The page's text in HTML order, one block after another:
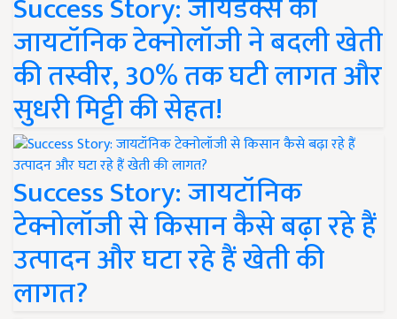
Success Story: जायडेक्स की
जायटॉनिक टेक्नोलॉजी ने बदली खेती
की तस्वीर, 30% तक घटी लागत और
सुधरी मिट्टी की सेहत!
Success Story: जायटॉनिक
टेक्नोलॉजी से किसान कैसे बढ़ा रहे हैं
उत्पादन और घटा रहे हैं खेती की
लागत?